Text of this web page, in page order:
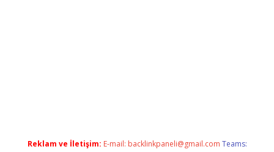
Reklam ve İletişim: E-mail: backlinkpaneli@gmail.com Teams: